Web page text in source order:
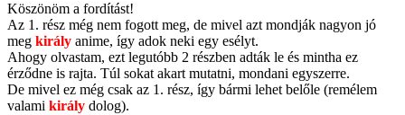
Köszönöm a fordítást!
Az 1. rész még nem fogott meg, de mivel azt mondják nagyon jó
meg király anime, így adok neki egy esélyt.
Ahogy olvastam, ezt legutóbb 2 részben adták le és mintha ez
érződne is rajta. Túl sokat akart mutatni, mondani egyszerre.
De mivel ez még csak az 1. rész, így bármi lehet belőle (remélem
valami király dolog).